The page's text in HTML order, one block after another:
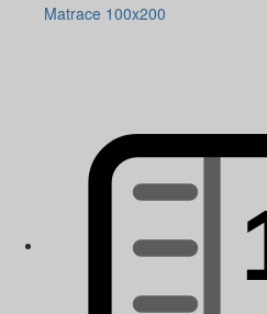
Matrace 100x200